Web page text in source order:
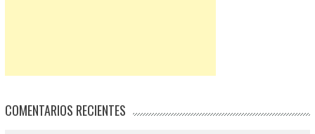
COMENTARIOS RECIENTES